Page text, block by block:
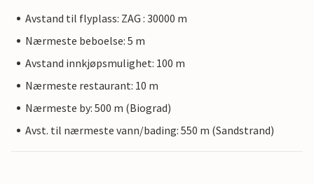
Avstand til flyplass: ZAG : 30000 m
Nærmeste beboelse: 5 m
Avstand innkjøpsmulighet: 100 m
Nærmeste restaurant: 10 m
Nærmeste by: 500 m (Biograd)
Avst. til nærmeste vann/bading: 550 m (Sandstrand)